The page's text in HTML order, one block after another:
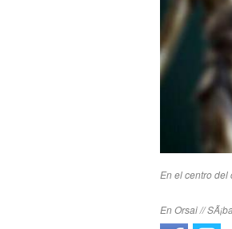
En el centro
En Orsai //